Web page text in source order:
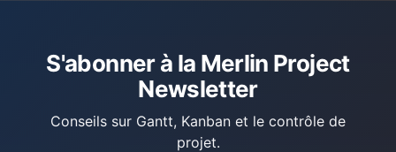
S'abonner à la Merlin Project
Newsletter
Conseils sur Gantt, Kanban et le contrôle de
projet.